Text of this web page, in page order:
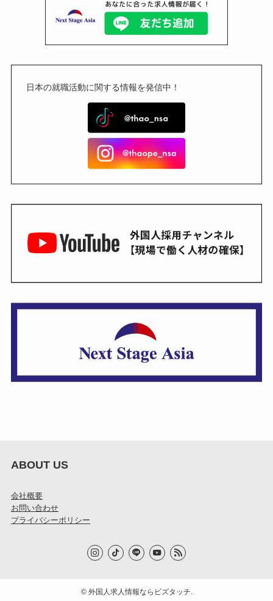
日本の就職活動に関する情報を発信中！
ABOUT US
会社概要
お問い合わせ
プライバシーポリシー
©外国人求人情報ならビズタッチ.